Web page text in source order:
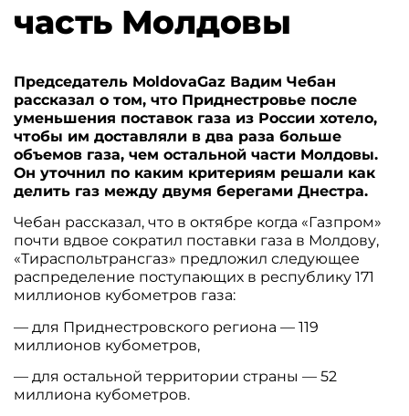
часть Молдовы
Председатель MoldovaGaz Вадим Чебан
рассказал о том, что Приднестровье после
уменьшения поставок газа из России хотело,
чтобы им доставляли в два раза больше
объемов газа, чем остальной части Молдовы.
Он уточнил по каким критериям решали как
делить газ между двумя берегами Днестра.
Чебан рассказал, что в октябре когда «Газпром»
почти вдвое сократил поставки газа в Молдову,
«Тираспольтрансгаз» предложил следующее
распределение поступающих в республику 171
миллионов кубометров газа:
— для Приднестровского региона — 119
миллионов кубометров,
— для остальной территории страны — 52
миллиона кубометров.